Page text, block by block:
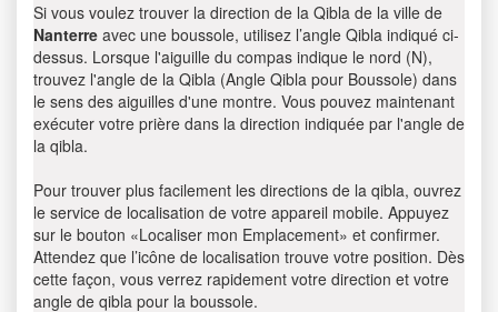
Si vous voulez trouver la direction de la Qibla de la ville de
Nanterre avec une boussole, utilisez l’angle Qibla indiqué ci-
dessus. Lorsque l'aiguille du compas indique le nord (N),
trouvez l'angle de la Qibla (Angle Qibla pour Boussole) dans
le sens des aiguilles d'une montre. Vous pouvez maintenant
exécuter votre prière dans la direction indiquée par l'angle de
la qibla.
Pour trouver plus facilement les directions de la qibla, ouvrez
le service de localisation de votre appareil mobile. Appuyez
sur le bouton «Localiser mon Emplacement» et confirmer.
Attendez que l’icône de localisation trouve votre position. Dès
cette façon, vous verrez rapidement votre direction et votre
angle de qibla pour la boussole.